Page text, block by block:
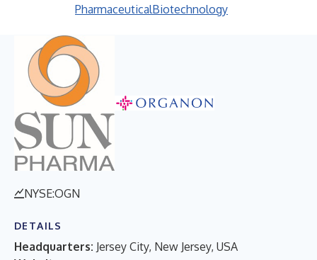
PharmaceuticalBiotechnology
ORGANON & CO.
NYSE:OGN
DETAILS
Headquarters: Jersey City, New Jersey, USA